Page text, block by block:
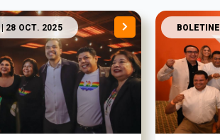
| 28 OCT. 2025